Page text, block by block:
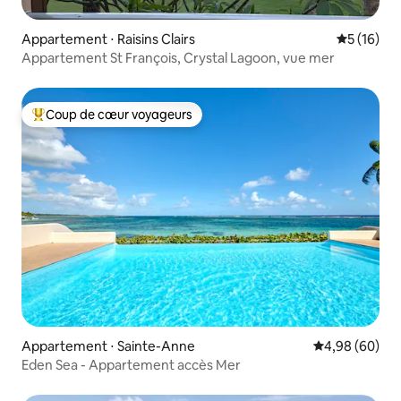
Appartement ⋅ Raisins Clairs
5 (16)
Appartement St François, Crystal Lagoon, vue mer
Coups de cœur voyageurs les plus appréciés
Coup de cœur voyageurs
Appartement ⋅ Sainte-Anne Évaluation
4,98 (60)
Eden Sea - Appartement accès Mer